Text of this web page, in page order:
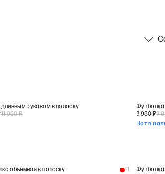
длинным рукавом в полоску
11 980₽
Футболка
3 980 ₽7
Нет в
объемная в полоску
+1
Футболка